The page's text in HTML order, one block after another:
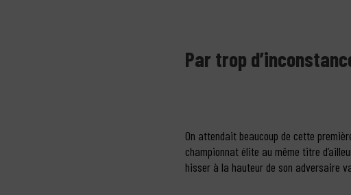
Par trop
On attendait beaucoup de cette
championnat élite au même titre
hisser à la hauteur de son adversaire